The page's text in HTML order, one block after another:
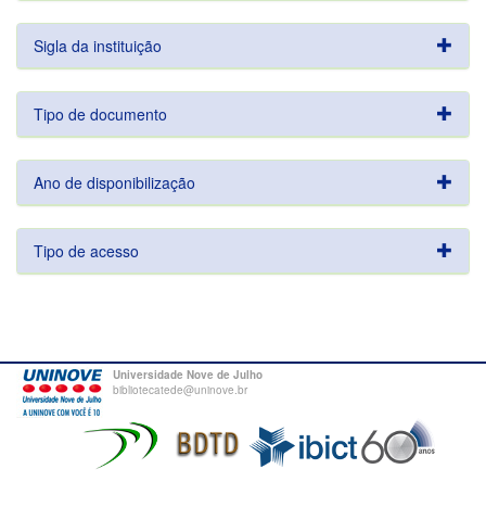
Sigla da instituição
Tipo de documento
Ano de disponibilização
Tipo de acesso
Universidade Nove de Julho
bibliotecatede@uninove.br